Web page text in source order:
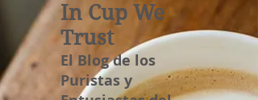
In Cup We
Trust
El Blog de los
Puristas y